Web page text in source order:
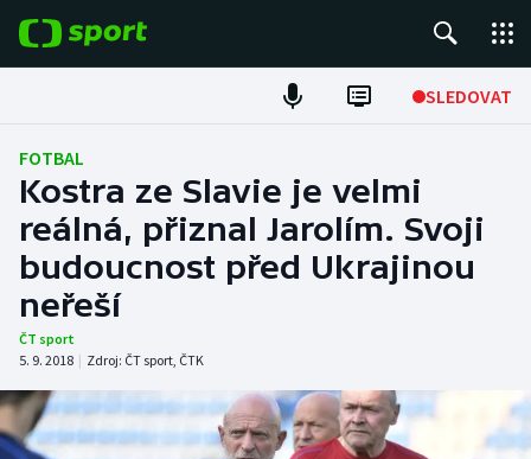
SLEDOVAT
Fotbal
Hokej
Tenis
Atletika
DALŠÍ SPORTY
FOTBAL
Kostra ze Slavie je velmi
reálná, přiznal Jarolím. Svoji
budoucnost před Ukrajinou
neřeší
ČT sport
5. 9. 2018 | Zdroj: ČT sport, ČTK